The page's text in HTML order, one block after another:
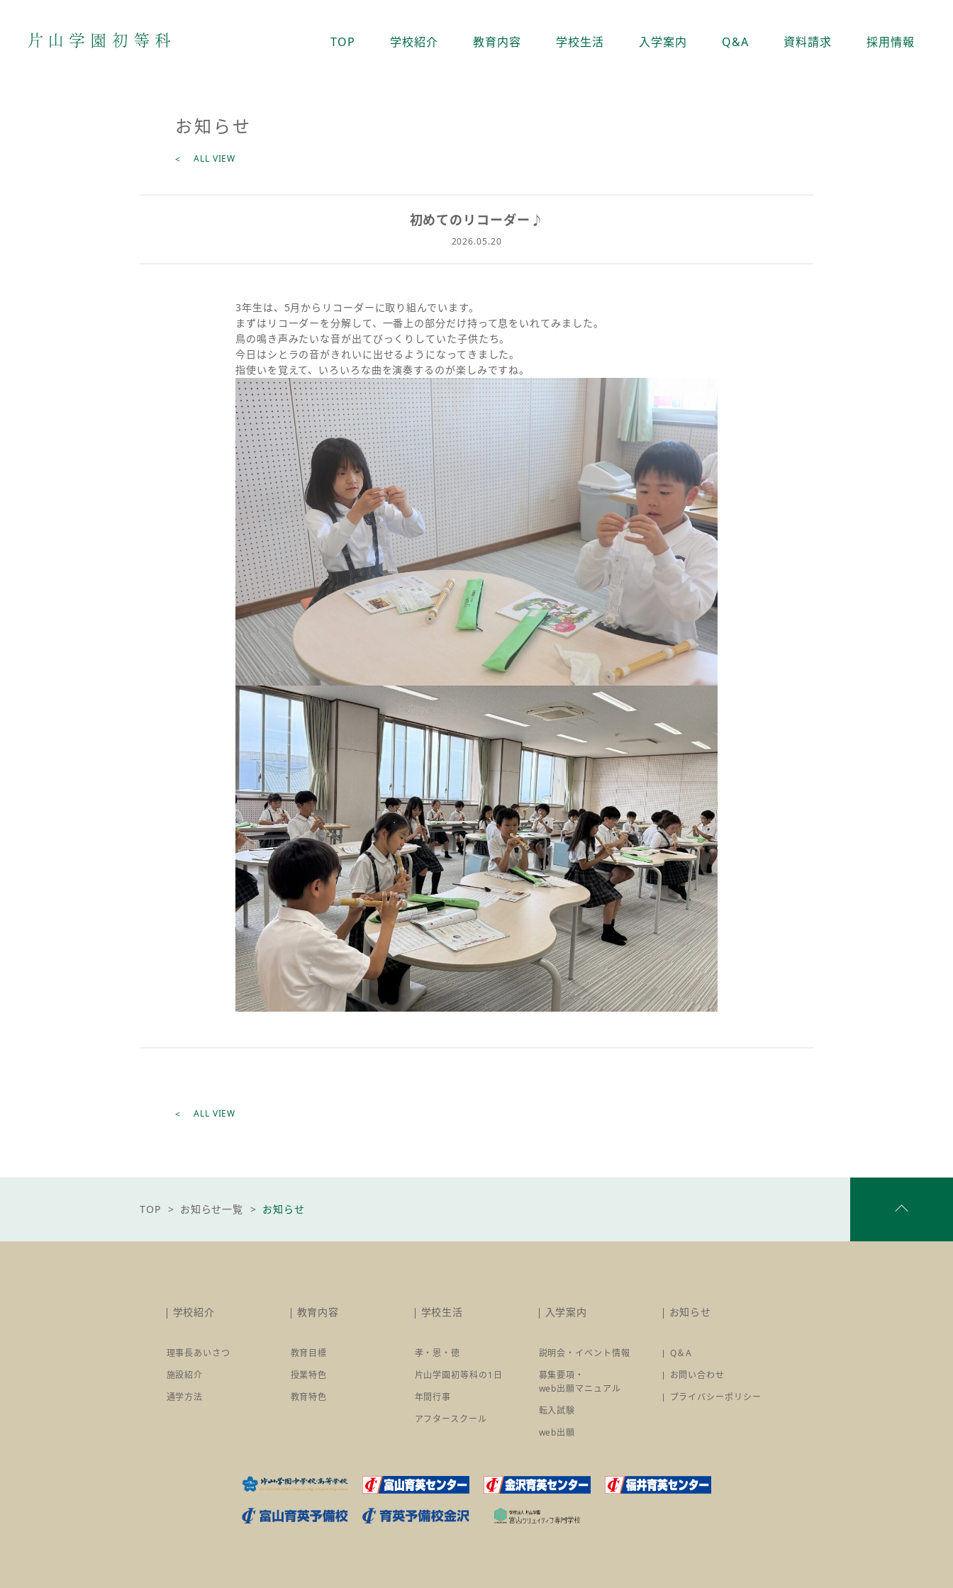
TOP 学校紹介 教育内容 学校生活 入学案内 Q&A 資料請求 採用情報
お知らせ
ALL VIEW
初めてのリコーダー♪
2026.05.20
3年生は、5月からリコーダーに取り組んでいます。
まずはリコーダーを分解して、一番上の部分だけ持って息をいれてみました。
鳥の鳴き声みたいな音が出てびっくりしていた子供たち。
今日はシとラの音がきれいに出せるようになってきました。
指使いを覚えて、いろいろな曲を演奏するのが楽しみですね。
ALL VIEW
TOP お知らせ一覧 お知らせ
学校紹介
理事長あいさつ
施設紹介
通学方法
教育内容
教育目標
授業特色
教育特色
学校生活
孝・恩・徳
片山学園初等科の1日
年間行事
アフタースクール
入学案内
説明会・イベント情報
募集要項・
web出願マニュアル
転入試験
web出願
お知らせ
Q＆A
お問い合わせ
プライバシーポリシー